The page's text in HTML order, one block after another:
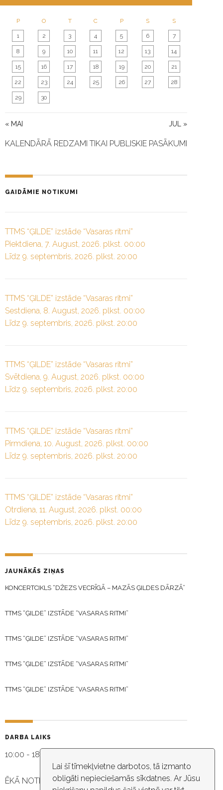
Lai šī tīmekļvietne darbotos, tā izmanto
obligāti nepieciešamās sīkdatnes. Ar Jūsu
O
NP O T C P S S
« MAI JUL »
1 2 3 4 5 6 7
8 9 10 11 12 13 14
15 16 17 18 19 20 21
22 23 24 25 26 27 28
29 30
KALENDĀRĀ REDZAMI TIKAI PUBLISKIE PASĀKUMI
GAIDĀMIE NOTIKUMI
TTMS “ĢILDE” izstāde “Vasaras ritmi”
Piektdiena, 7. August, 2026. plkst. 00:00
Līdz 9. septembris, 2026. plkst. 20:00
TTMS “ĢILDE” izstāde “Vasaras ritmi”
Sestdiena, 8. August, 2026. plkst. 00:00
Līdz 9. septembris, 2026. plkst. 20:00
TTMS “ĢILDE” izstāde “Vasaras ritmi”
Svētdiena, 9. August, 2026. plkst. 00:00
Līdz 9. septembris, 2026. plkst. 20:00
TTMS “ĢILDE” izstāde “Vasaras ritmi”
Pirmdiena, 10. August, 2026. plkst. 00:00
Līdz 9. septembris, 2026. plkst. 20:00
TTMS “ĢILDE” izstāde “Vasaras ritmi”
Otrdiena, 11. August, 2026. plkst. 00:00
Līdz 9. septembris, 2026. plkst. 20:00
JAUNĀKĀS ZIŅAS
KONCERTCIKLS “DŽEZS VECRĪGĀ – MAZĀS ĢILDES DĀRZĀ”
TTMS “ĢILDE” IZSTĀDE “VASARAS RITMI”
TTMS “ĢILDE” IZSTĀDE “VASARAS RITMI”
TTMS “ĢILDE” IZSTĀDE “VASARAS RITMI”
TTMS “ĢILDE” IZSTĀDE “VASARAS RITMI”
DARBA LAIKS
10:00 - 18:30
ĒKĀ NOTIEK VIDEO NOVĒROŠANA